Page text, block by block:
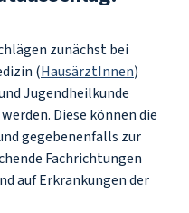
zunächst bei
(HausärztInnen)
Jugendheilkunde
Diese können die
gegebenenfalls zur
Fachrichtungen
auf Erkrankungen der